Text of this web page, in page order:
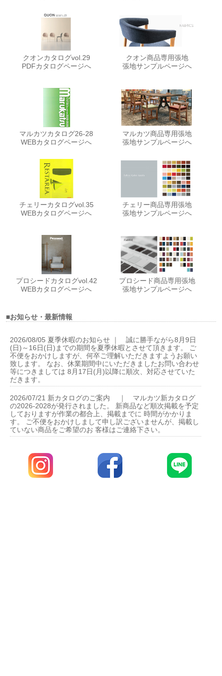
クオンカタログvol.29
PDFカタログページへ
クオン商品専用張地
張地サンプルページへ
マルカツカタログ26-28
WEBカタログページへ
マルカツ商品専用張地
張地サンプルページへ
チェリーカタログvol.35
WEBカタログページへ
チェリー商品専用張地
張地サンプルページへ
プロシードカタログvol.42
WEBカタログページへ
プロシード商品専用張地
張地サンプルページへ
■お知らせ・最新情報